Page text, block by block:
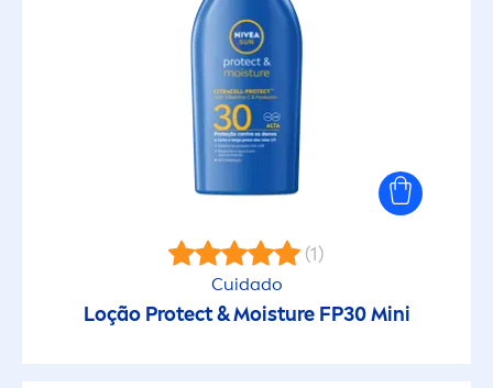
(1)
Cuidado
Loção Protect& Moisture FP30 Mini